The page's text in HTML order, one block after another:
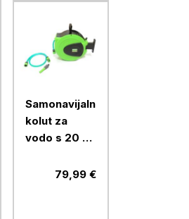
Samonavijalni
kolut za
vodo s 20 m
priključki79,99 €